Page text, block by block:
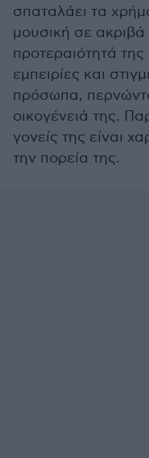
σπαταλάει τα
μουσική σε ακριβά
προτεραιότητά της
εμπειρίες και
πρόσωπα,
οικογένειά της.
γονείς της είναι
την πορεία της.